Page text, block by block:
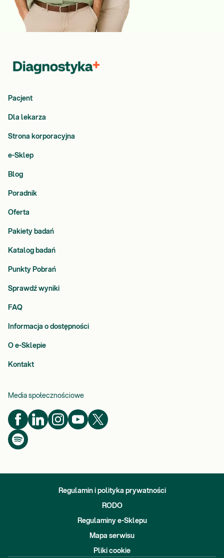
Pacjent
Dla lekarza
Strona korporacyjna
e-Sklep
Blog
Poradnik
Oferta
Pakiety badań
Katalog badań
Punkty Pobrań
Sprawdź wyniki
FAQ
Informacja o dostępności
O e-Sklepie
Kontakt
Media społecznościowe
Regulamin i polityka prywatności
RODO
Regulaminy e-Sklepu
Mapa serwisu
Pliki cookie